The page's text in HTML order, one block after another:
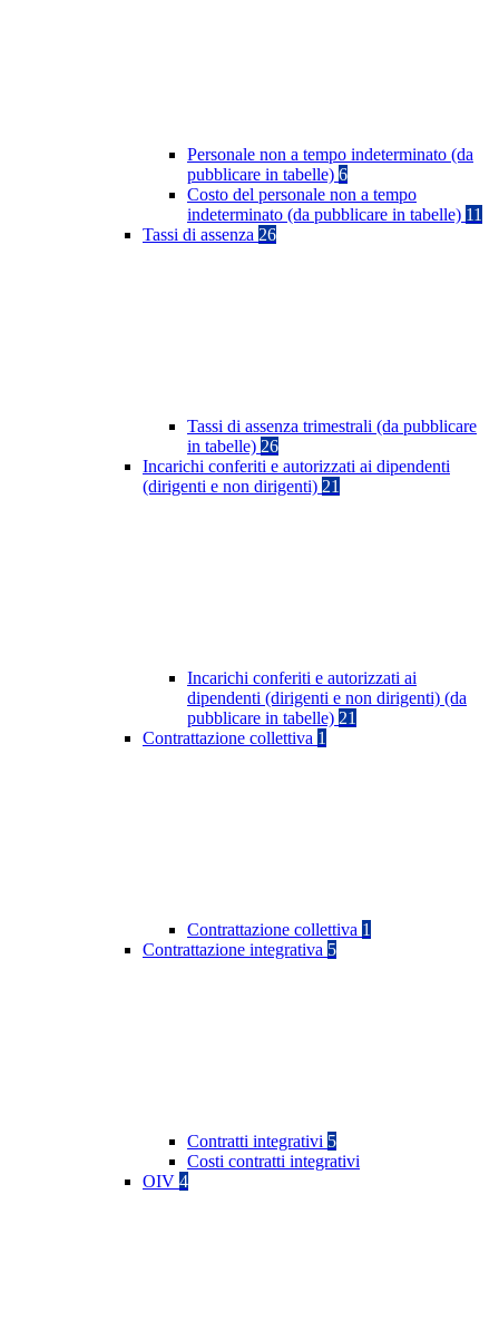
Personale non a tempo indeterminato (da
pubblicare in tabelle) 6
Costo del personale non a tempo
indeterminato (da pubblicare in tabelle) 11
Tassi di assenza 26
Tassi di assenza trimestrali (da pubblicare
in tabelle) 26
Incarichi conferiti e autorizzati ai dipendenti
(dirigenti e non dirigenti) 21
Incarichi conferiti e autorizzati ai
dipendenti (dirigenti e non dirigenti) (da
pubblicare in tabelle) 21
Contrattazione collettiva 1
Contrattazione collettiva 1
Contrattazione integrativa 5
Contratti integrativi 5
Costi contratti integrativi
OIV 4